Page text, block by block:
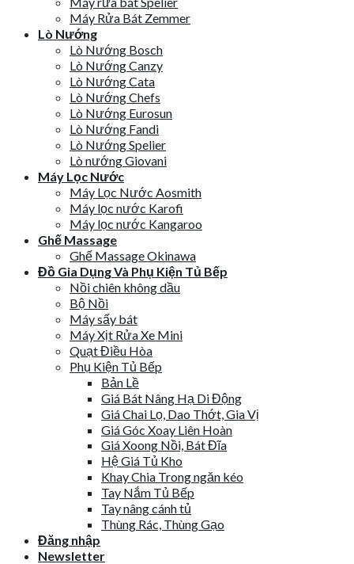
Máy Rửa Bát Zemmer
Lò Nướng
Lò Nướng Bosch
Lò Nướng Canzy
Lò Nướng Cata
Lò Nướng Chefs
Lò Nướng Eurosun
Lò Nướng Fandi
Lò Nướng Spelier
Lò nướng Giovani
Máy Lọc Nước
Máy Lọc Nước Aosmith
Máy lọc nước Karofi
Máy lọc nước Kangaroo
Ghế Massage
Ghế Massage Okinawa
Đồ Gia Dụng Và Phụ Kiện Tủ Bếp
Nồi chiên không dầu
Bộ Nồi
Máy sấy bát
Máy Xịt Rửa Xe Mini
Quạt Điều Hòa
Phụ Kiện Tủ Bếp
Bản Lề
Giá Bát Nâng Hạ Di Động
Giá Chai Lọ, Dao Thớt, Gia Vị
Giá Góc Xoay Liên Hoàn
Giá Xoong Nồi, Bát Đĩa
Hệ Giá Tủ Kho
Khay Chia Trong ngăn kéo
Tay Nắm Tủ Bếp
Tay nâng cánh tủ
Thùng Rác, Thùng Gạo
Đăng nhập
Newsletter